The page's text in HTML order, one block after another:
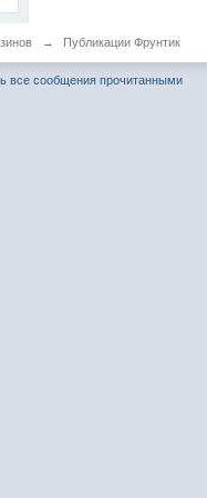
→ Публикации Фрунтик
все сообщения прочитанными